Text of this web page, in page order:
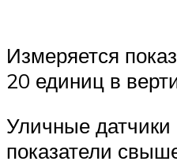
Измеряется
20 единиц в
Уличные
показатели